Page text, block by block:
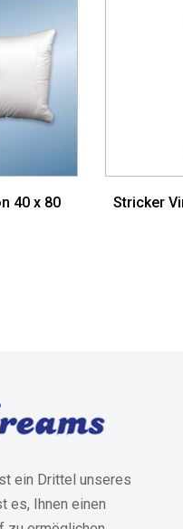
40 x 80
Stricker
ein Drittel unseres
es, Ihnen einen